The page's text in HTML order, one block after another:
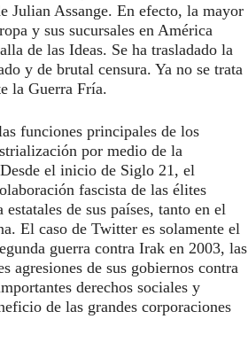
Julian Assange. En efecto, la mayor
y sus sucursales en América
de las Ideas. Se ha trasladado la
y de brutal censura. Ya no se trata
la Guerra Fría.
funciones principales de los
por medio de la
el inicio de Siglo 21, el
fascista de las élites
de sus países, tanto en el
El caso de Twitter es solamente el
guerra contra Irak en 2003, las
agresiones de sus gobiernos contra
derechos sociales y
de las grandes corporaciones